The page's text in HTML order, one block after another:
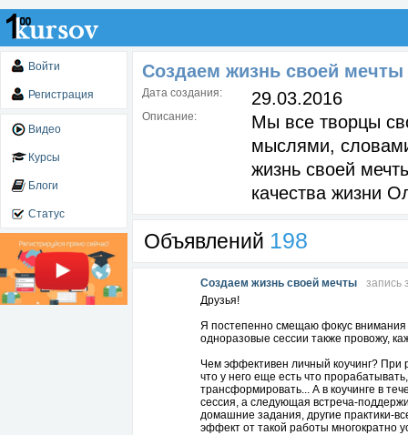
Войти
Регистрация
Видео
Курсы
Блоги
Статус
Создаем жизнь своей мечты
Дата создания: 29.03.2016
Описание:
Мы все творцы
мыслями,
жизнь своей
качества жизни
Объявлений 198
Создаем жизнь своей мечты
запись
Друзья!
Я постепенно смещаю фокус внимания
одноразовые сессии также провожу,
Чем эффективен личный коучинг? При
что у него еще есть что
трансформировать... А в коучинге в
сессия, а следующая встреча-
домашние задания, другие практики-
эффект от такой работы многократно